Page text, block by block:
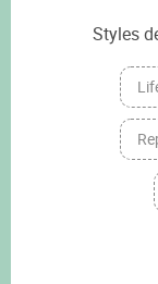
Styles